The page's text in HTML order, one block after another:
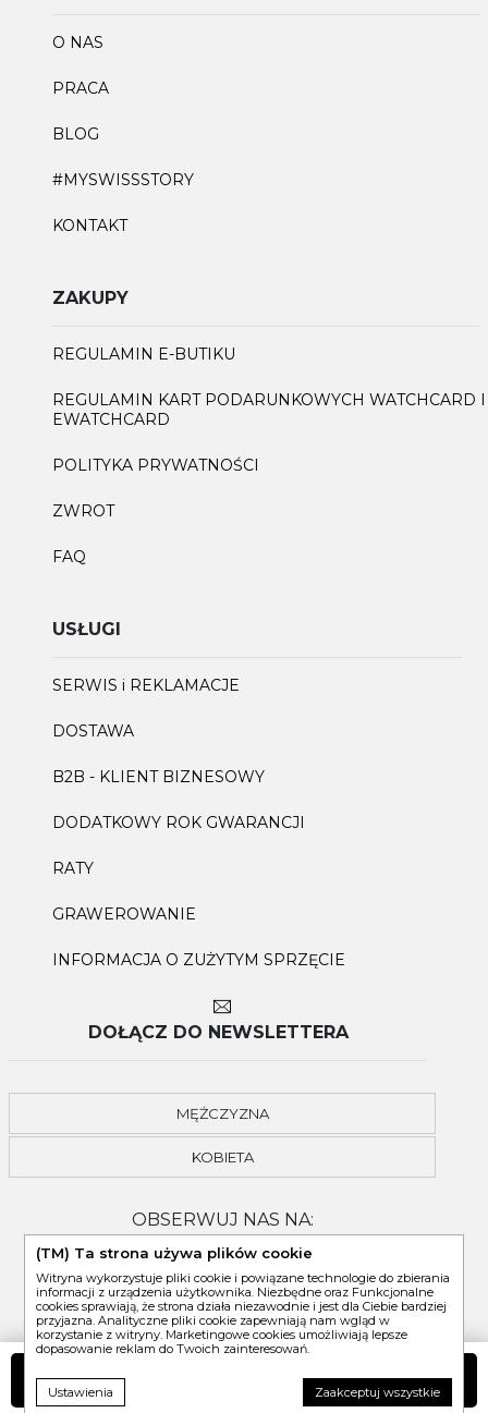
DO KOSZYKA
O NAS
PRACA
BLOG
#MYSWISSSTORY
KONTAKT
ZAKUPY
REGULAMIN E-BUTIKU
REGULAMIN KART PODARUNKOWYCH WATCHCARD I
EWATCHCARD
POLITYKA PRYWATNOŚCI
ZWROT
FAQ
USŁUGI
SERWIS i REKLAMACJE
DOSTAWA
B2B - KLIENT BIZNESOWY
DODATKOWY ROK GWARANCJI
RATY
GRAWEROWANIE
INFORMACJA O ZUŻYTYM SPRZĘCIE
DOŁĄCZ DO NEWSLETTERA
MĘŻCZYZNA
KOBIETA
OBSERWUJ NAS NA:
(TM) Ta strona używa plików cookie
Witryna wykorzystuje pliki cookie i powiązane technologie do zbierania
informacji z urządzenia użytkownika. Niezbędne oraz Funkcjonalne
cookies sprawiają, że strona działa niezawodnie i jest dla Ciebie bardziej
przyjazna. Analityczne pliki cookie zapewniają nam wgląd w
korzystanie z witryny. Marketingowe cookies umożliwiają lepsze
dopasowanie reklam do Twoich zainteresowań.
Ustawienia Zaakceptuj wszystkie